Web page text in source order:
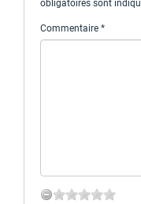
obligatoires sont
Commentaire *